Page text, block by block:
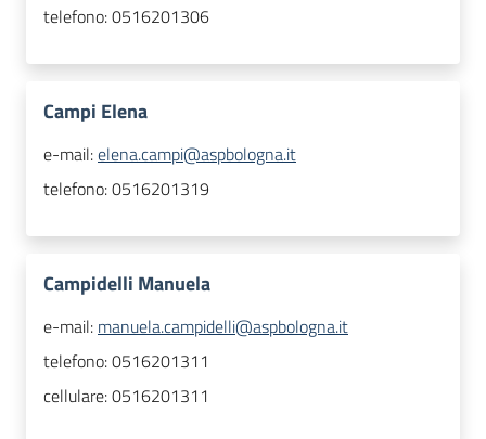
telefono:0516201306
Campi Elena
e-mail:elena.campi@aspbologna.it
telefono:0516201319
Campidelli Manuela
e-mail: manuela.campidelli@aspbologna.it
telefono:0516201311
cellulare:0516201311